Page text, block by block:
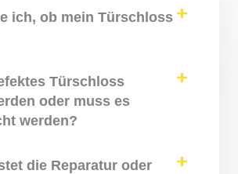
ich, ob mein Türschloss
Türschloss
oder muss es
werden?
die Reparatur oder